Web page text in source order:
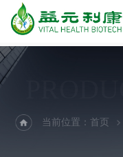
当前位置：首页